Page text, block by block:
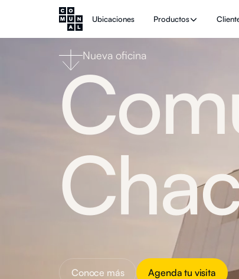
Ubicaciones Productos
Nueva oficina
Conoce más Agenda tu visita